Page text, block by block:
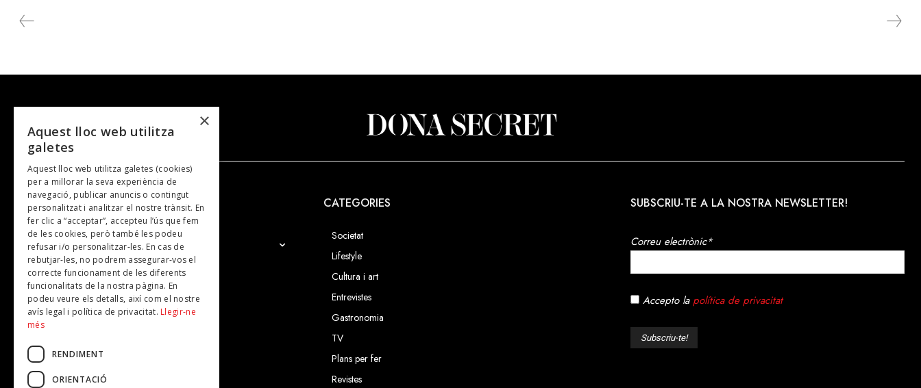
NOSALTRES
El Grup
Contacte
Subscripcions
Publicitat
CATEGORIES
Societat
Lifestyle
Cultura i art
Entrevistes
Gastronomia
TV
Plans per fer
Revistes
SUBSCRIU-TE A LA NOSTRA NEWSLETTER!
Correu electrònic*
Accepto la política de privacitat
×
Aquest lloc web utilitza
galetes
Aquest lloc web utilitza galetes (cookies)
per a millorar la seva experiència de
navegació, publicar anuncis o contingut
personalitzat i analitzar el nostre trànsit. En
fer clic a “acceptar”, accepteu l’ús que fem
de les cookies, però també les podeu
refusar i/o personalitzar-les. En cas de
rebutjar-les, no podrem assegurar-vos el
correcte funcionament de les diferents
funcionalitats de la nostra pàgina. En
podeu veure els detalls, així com el nostre
avís legal i política de privacitat. Llegir-ne
més
RENDIMENT
ORIENTACIÓ